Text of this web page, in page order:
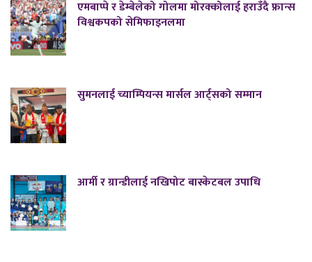
एमबाप्पे र डेम्बेलेको गोलमा मोरक्कोलाई हराउँदै फ्रान्स
विश्वकपको सेमिफाइनलमा
सुमनलाई च्याम्पियन्स मार्सल आर्ट्सको सम्मान
आर्मी र ग्रान्डीलाई नखिपोट बास्केटबल उपाधि